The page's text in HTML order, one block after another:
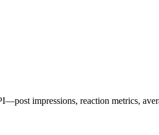
impressions, reaction metrics,